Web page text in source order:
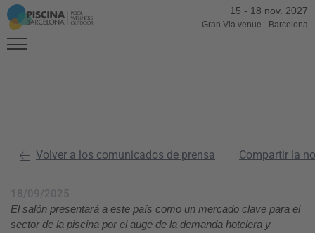
15 - 18 nov. 2027
Gran Via venue - Barcelona
Volver a los comunicados de prensa Compartir la
18/09/2025
El salón presentará a este país como un mercado clave para el
sector de la piscina por el auge de la demanda hotelera y